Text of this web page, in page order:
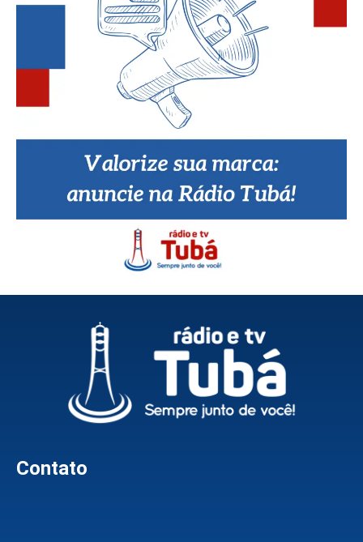
Contato